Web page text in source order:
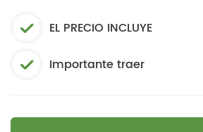
EL PRECIO INCLUYE
Importante traer